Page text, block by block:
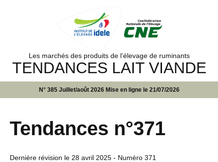
Les marchés des produits de l’élevage de ruminants
TENDANCES LAIT VIANDE
N° 385 Juillet/août 2026 Mise en ligne le 21/07/2026
Tendances n°371
Dernière révision le 28 avril 2025 - Numéro 371